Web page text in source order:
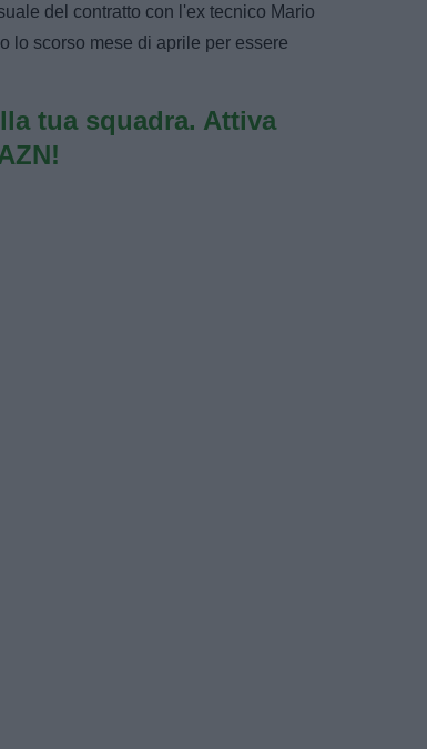
del contratto con l'ex tecnico Mario
lo scorso mese di aprile per essere
tua squadra. Attiva